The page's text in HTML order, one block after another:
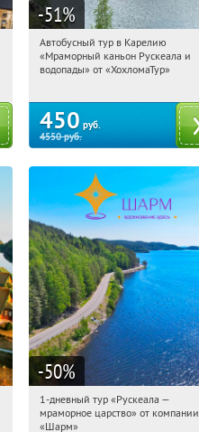
-51%
07:31:54 Купили:
Сенная площадь
Автобусный тур в Карелию
«Мраморный каньон Рускеала и
водопады» от «ХохломаТур»
450 руб.
4550руб.
-50%
07:31:54 Купили:
Достоевская
1-дневный тур «Рускеала —
мраморное царство» от компании
«Шарм»